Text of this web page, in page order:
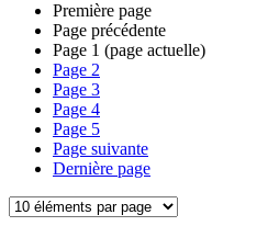
Première page
Page précédente
Page 1 (page actuelle)
Page 2
Page 3
Page 4
Page 5
Page suivante
Dernière page